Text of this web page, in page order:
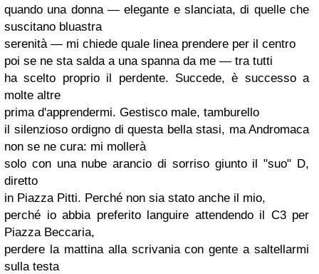
quando una donna — elegante e slanciata, di quelle che
suscitano bluastra
serenità — mi chiede quale linea prendere per il centro
poi se ne sta salda a una spanna da me — tra tutti
ha scelto proprio il perdente. Succede, è successo a
molte altre
prima d'apprendermi. Gestisco male, tamburello
il silenzioso ordigno di questa bella stasi, maAndromaca
non se ne cura: mi mollerà
solo con una nube arancio di sorriso giunto il "suo" D,
diretto
in Piazza Pitti. Perché non sia stato anche il mio,
perché io abbia preferito languire attendendo il C3per
Piazza Beccaria,
perdere la mattina alla scrivania con gente a saltellarmi
sulla testa